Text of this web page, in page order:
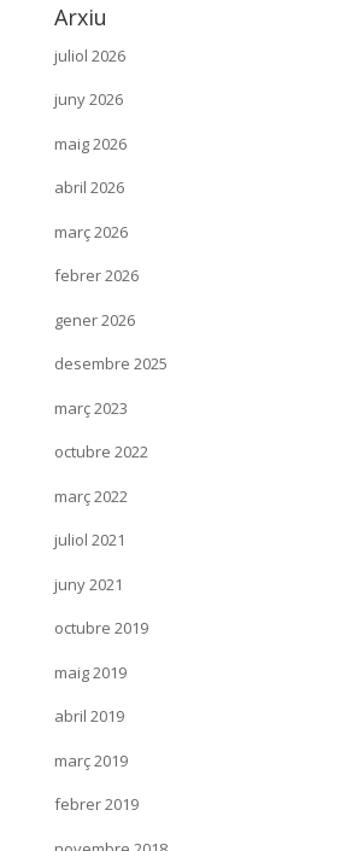
Arxiu
juliol 2026
juny 2026
maig 2026
abril 2026
març 2026
febrer 2026
gener 2026
desembre 2025
març 2023
octubre 2022
març 2022
juliol 2021
juny 2021
octubre 2019
maig 2019
abril 2019
març 2019
febrer 2019